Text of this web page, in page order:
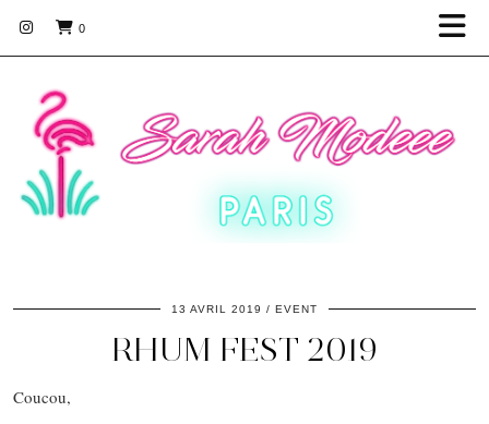
0
13 AVRIL 2019 EVENT
RHUM FEST 2019
Coucou,